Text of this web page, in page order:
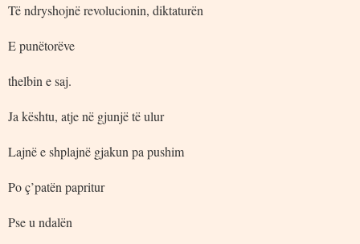
Të ndryshojnë revolucionin, diktaturën
E punëtorëve
thelbin e saj.
Ja kështu, atje në gjunjë të ulur
Lajnë e shplajnë gjakun pa pushim
Po ç’patën papritur
Pse u ndalën